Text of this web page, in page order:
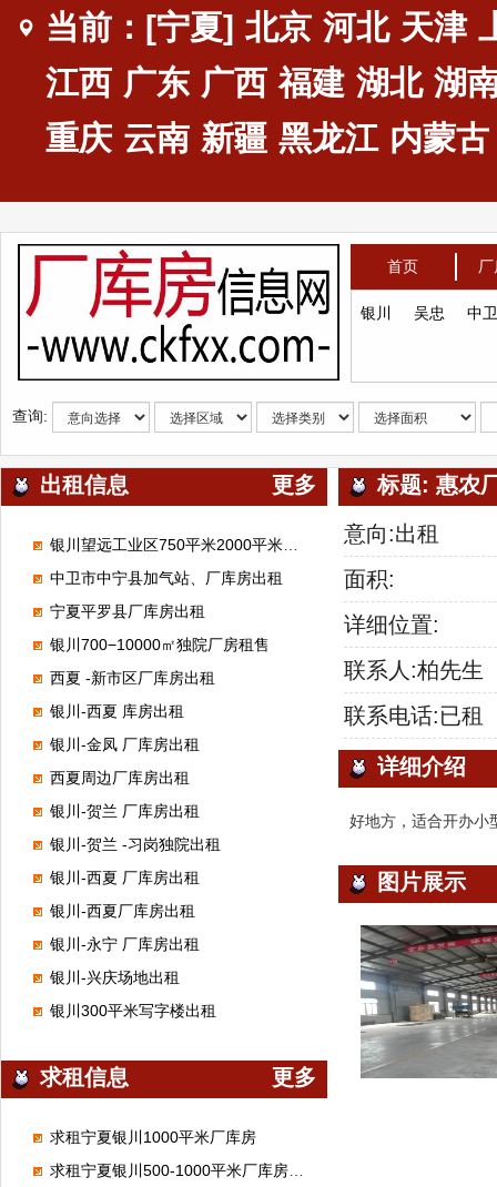
当前：[宁夏] 北京 河北 天津
江西 广东 广西 福建 湖北 湖
重庆 云南 新疆 黑龙江 内蒙古
首页
银川 吴忠 中卫
查询:
出租信息 更多
银川望远工业区750平米2000平米厂库房出租
中卫市中宁县加气站、厂库房出租
宁夏平罗县厂库房出租
银川700−10000㎡独院厂房租售
西夏 -新市区厂库房出租
银川-西夏 库房出租
银川-金凤 厂库房出租
西夏周边厂库房出租
银川-贺兰 厂库房出租
银川-贺兰 -习岗独院出租
银川-西夏 厂库房出租
银川-西夏厂库房出租
银川-永宁 厂库房出租
银川-兴庆场地出租
银川300平米写字楼出租
求租信息 更多
求租宁夏银川1000平米厂库房
求租宁夏银川500-1000平米厂库房，做汽修厂
标题: 惠农
意向:出租
面积:
详细位置:
联系人:柏先生
联系电话:已租
详细介绍
好地方，适合开办小
图片展示